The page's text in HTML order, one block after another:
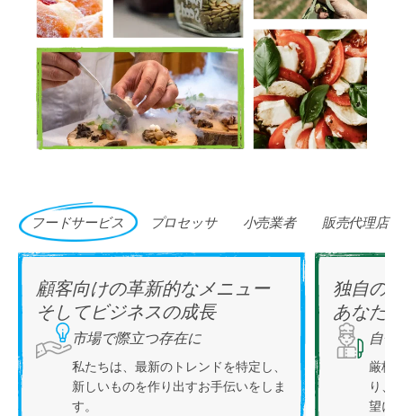
フードサービス プロセッサ 小売業者 販売代理店
顧客向けの革新的なメニュー
そしてビジネスの成長
市場で際立つ存在に
私たちは、最新のトレンドを特定し、
新しいものを作り出すお手伝いをしま
す。
独自の
あなた
自信
厳格
り、
望に